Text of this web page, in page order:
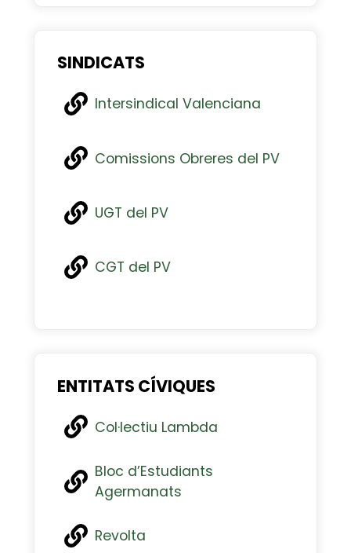
SINDICATS
Intersindical Valenciana
Comissions Obreres del PV
UGT del PV
CGT del PV
ENTITATS CÍVIQUES
Col·lectiu Lambda
Bloc d’Estudiants
Agermanats
Revolta